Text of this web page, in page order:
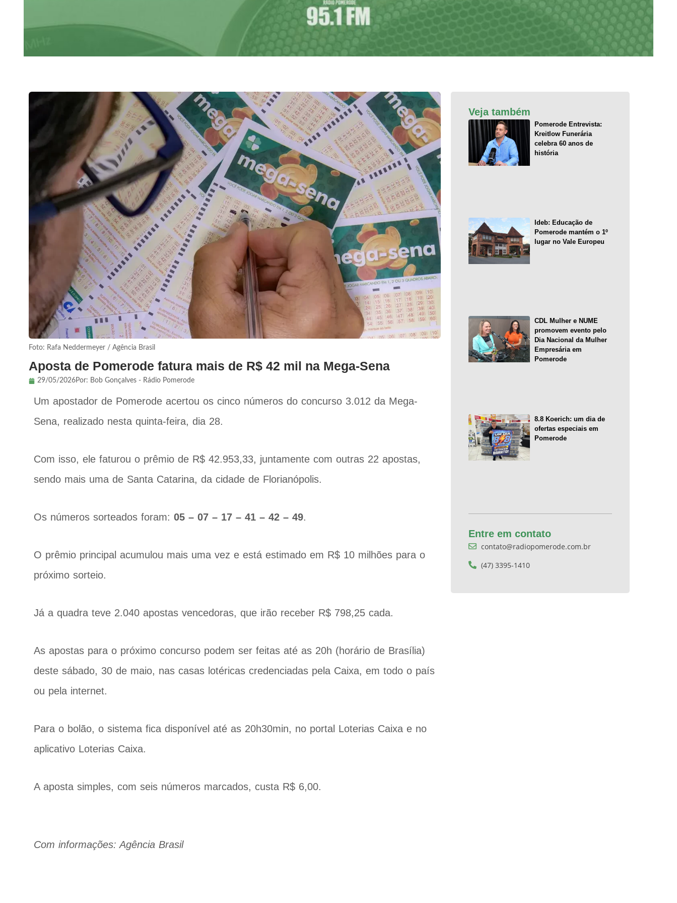
Foto: Rafa Neddermeyer / Agência Brasil
Aposta de Pomerode fatura mais de R$ 42 mil na Mega-Sena
29/05/2026Por: Bob Gonçalves - Rádio Pomerode
Um apostador de Pomerode acertou os cinco números do concurso 3.012 da Mega-
Sena, realizado nesta quinta-feira, dia 28.
Com isso, ele faturou o prêmio de R$ 42.953,33, juntamente com outras 22 apostas,
sendo mais uma de Santa Catarina, da cidade de Florianópolis.
Os números sorteados foram: 05 – 07 – 17 – 41 – 42 – 49.
O prêmio principal acumulou mais uma vez e está estimado em R$ 10 milhões para o
próximo sorteio.
Já a quadra teve 2.040 apostas vencedoras, que irão receber R$ 798,25 cada.
As apostas para o próximo concurso podem ser feitas até as 20h (horário de Brasília)
deste sábado, 30 de maio, nas casas lotéricas credenciadas pela Caixa, em todo o país
ou pela internet.
Para o bolão, o sistema fica disponível até as 20h30min, no portal Loterias Caixa e no
aplicativo Loterias Caixa.
A aposta simples, com seis números marcados, custa R$ 6,00.
Com informações: Agência Brasil
Veja também
Pomerode Entrevista:
Kreitlow Funerária
celebra 60 anos de
história
Ideb: Educação de
Pomerode mantém o 1º
lugar no Vale Europeu
CDL Mulher e NUME
promovem evento pelo
Dia Nacional da Mulher
Empresária em
Pomerode
8.8 Koerich: um dia de
ofertas especiais em
Pomerode
Entre em contato
contato@radiopomerode.com.br
(47) 3395-1410